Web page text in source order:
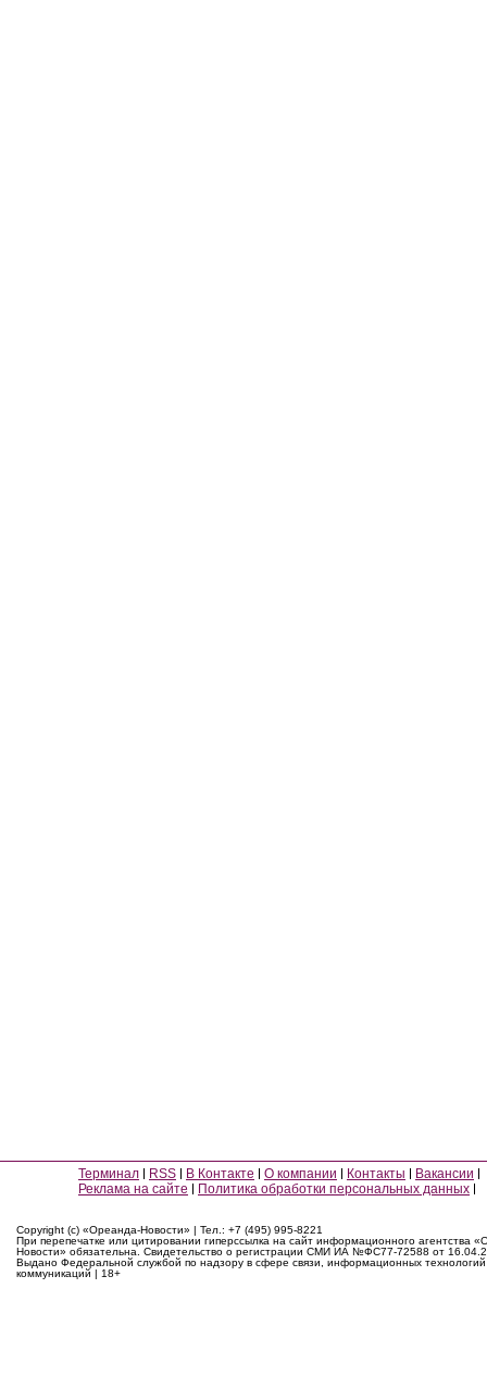
Терминал RSS В Контакте О компании Контакты
Вакансии
Реклама на сайте
Политика обработки персональных данных
Copyright (c) «Ореанда-Новости» | Тел.: +7 (495) 995-8221
При перепечатке или цитировании гиперссылка на сайт информационного агентства
Новости» обязательна. Свидетельство о регистрации СМИ ИА №ФС77-72588 от
Выдано Федеральной службой по надзору в сфере связи, информационных
коммуникаций | 18+